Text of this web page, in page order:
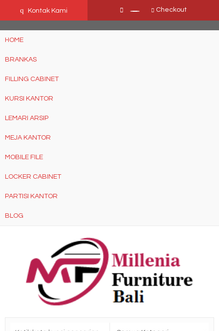
q Kontak Kami Checkout
HOME
BRANKAS
FILLING CABINET
KURSI KANTOR
LEMARI ARSIP
MEJA KANTOR
MOBILE FILE
LOCKER CABINET
PARTISI KANTOR
BLOG